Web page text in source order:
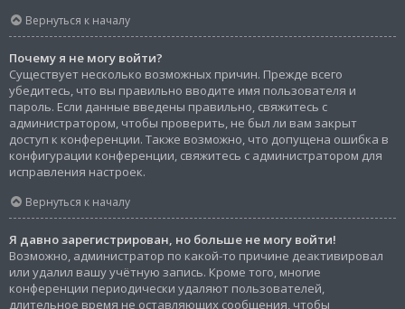
Вернуться к началу
Почему я не могу войти?
Существует несколько возможных причин. Прежде всего
убедитесь, что вы правильно вводите имя пользователя и
пароль. Если данные введены правильно, свяжитесь с
администратором, чтобы проверить, не был ли вам закрыт
доступ к конференции. Также возможно, что допущена ошибка в
конфигурации конференции, свяжитесь с администратором для
исправления настроек.
Вернуться к началу
Я давно зарегистрирован, но больше не могу войти!
Возможно, администратор по какой-то причине деактивировал
или удалил вашу учётную запись. Кроме того, многие
конференции периодически удаляют пользователей,
длительное время не оставляющих сообщения, чтобы